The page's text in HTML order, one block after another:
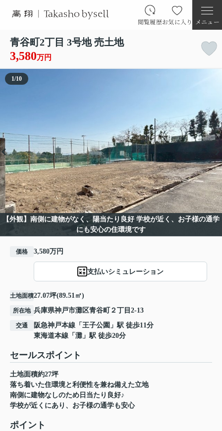
閲覧履歴お気に入り メニュー
青谷町2丁目 3号地 売土地
3,580万円
【外観】南側に建物がなく、陽当たり良好 学校が近く、お子様の通学
にも安心の住環境です
1/10
価格 3,580万円
支払いシミュレーション
土地面積27.07坪(89.51㎡)
所在地 兵庫県神戸市灘区青谷町 ２丁目2-13
交通 阪急神戸本線 「 王子公園 」駅 徒歩11分
東海道本線 「 灘 」駅 徒歩20分
セールスポイント
土地面積約27坪
落ち着いた住環境と利便性を兼ね備えた立地
南側に建物なしのため日当たり良好♪
学校が近くにあり、お子様の通学も安心
ポイント